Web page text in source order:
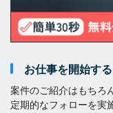
お仕事を開始す
案件のご紹介はもちろ
定期的なフォローを実